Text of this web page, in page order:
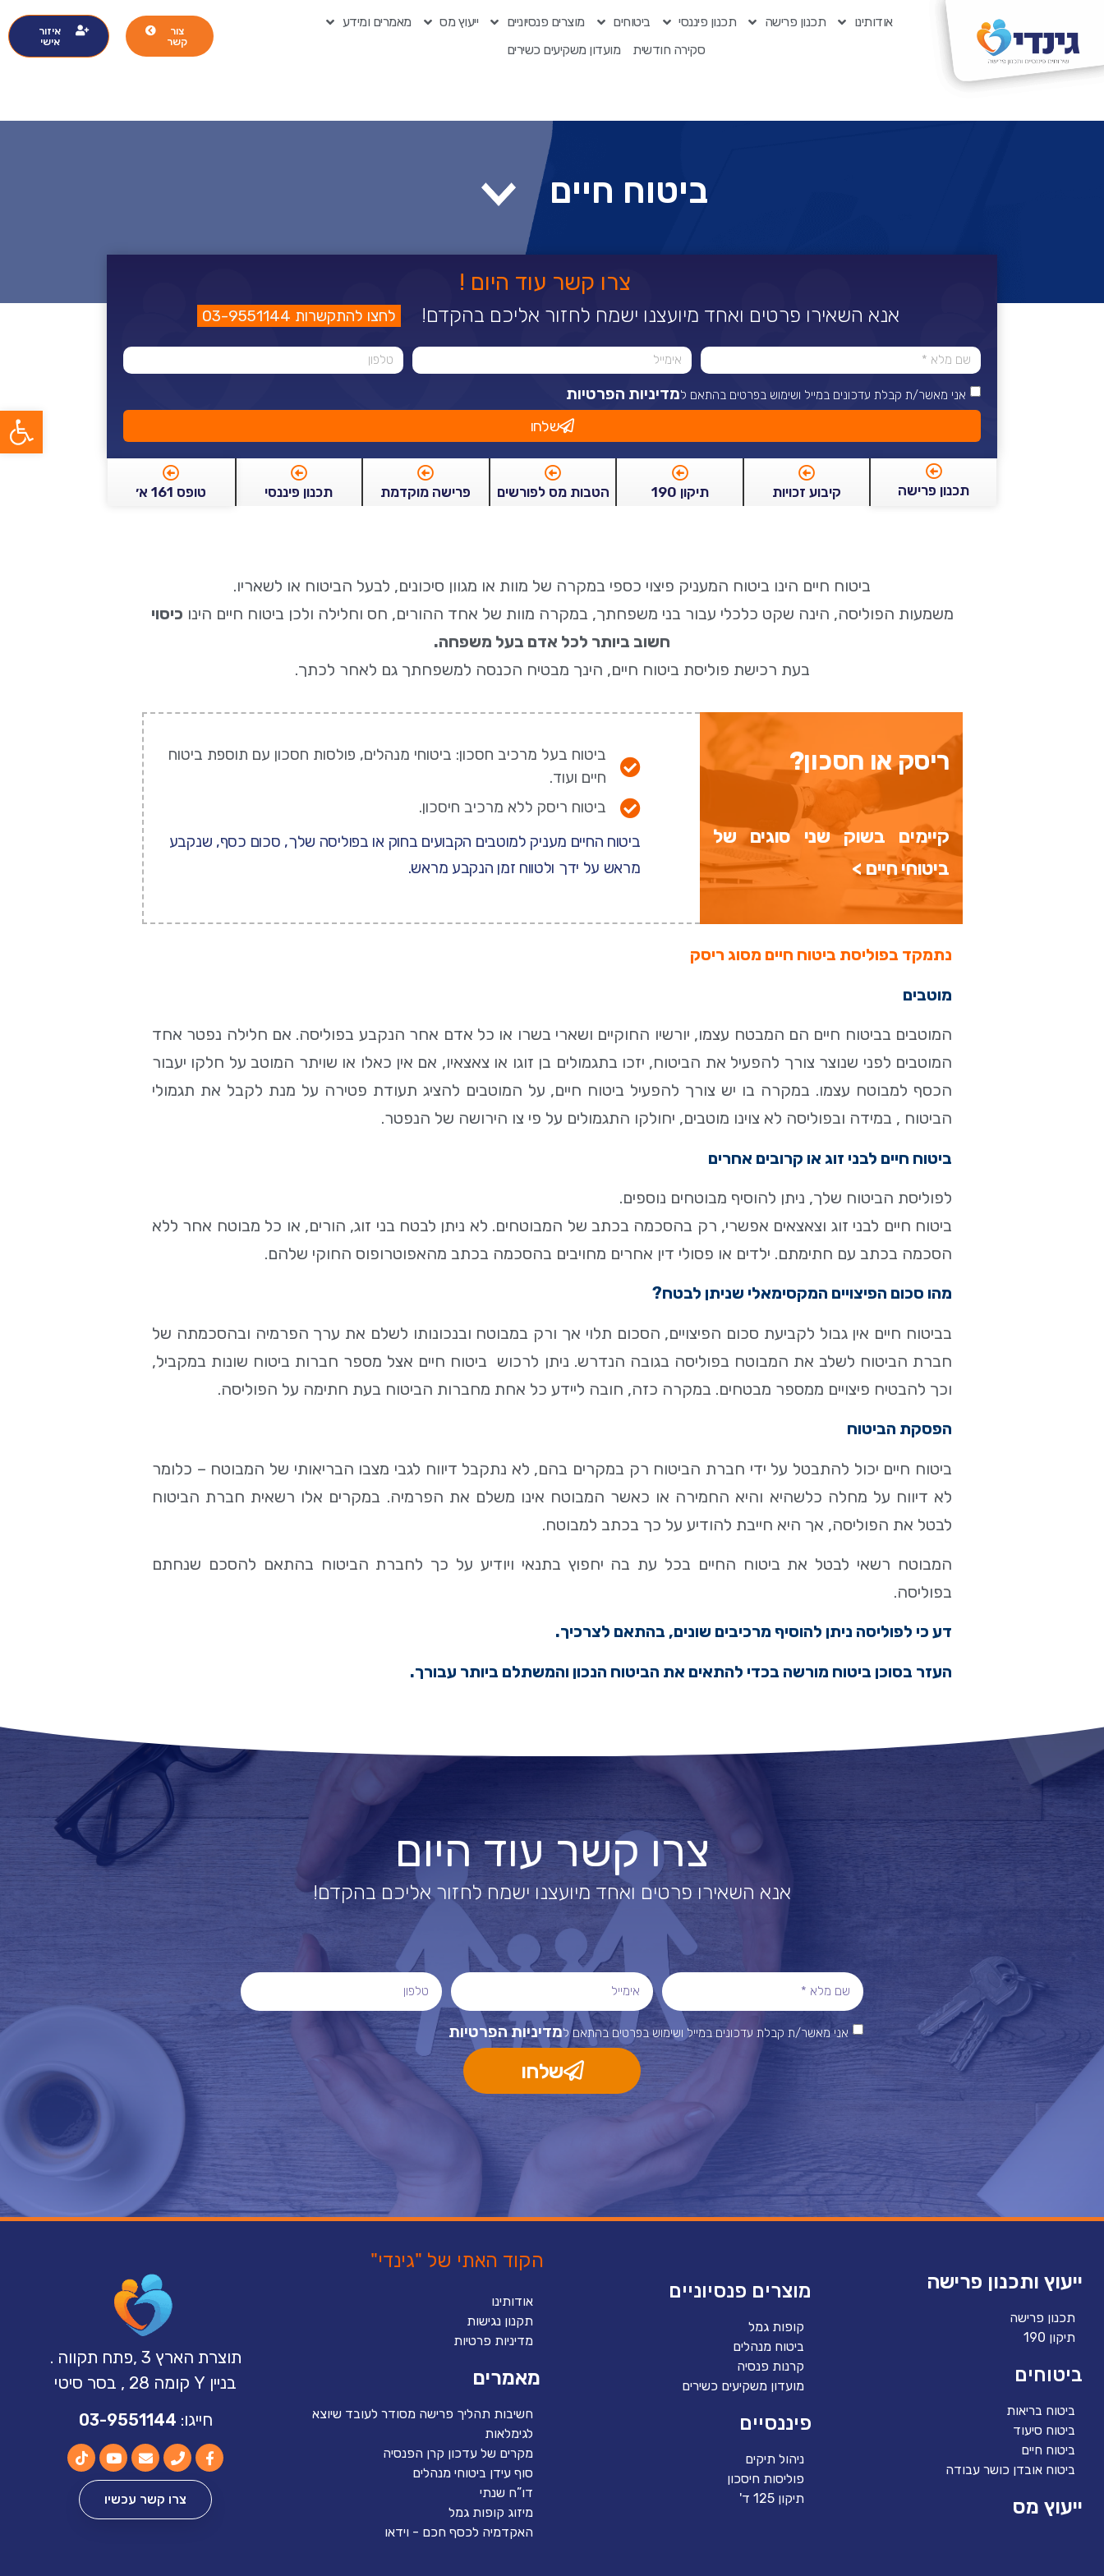
פתח
אודותינו תכנון פרישה תכנון פיננסי ביטוחים מוצרים פנסיוניים ייעוץ מס
מאמרים ומידע
סקירה חודשית
מועדון משקיעים כשירים
צור
קשר
איזור
אישי
ביטוח חיים
צרו קשר עוד היום !
אנא השאירו פרטים ואחד מיועצנו ישמח לחזור אליכם בהקדם! לחצו להתקשרות 03-9551144
אני מאשר/ת קבלת עדכונים במייל ושימוש בפרטים בהתאם למדיניות הפרטיות
שלחו
תכנון פרישה קיבוע זכויות תיקון 190 הטבות מס לפורשים פרישה מוקדמת תכנון פיננסי טופס 161 א׳
ביטוח חיים הינו ביטוח המעניק פיצוי כספי במקרה של מוות או מגוון סיכונים, לבעל הביטוח או לשאריו.
משמעות הפוליסה, הינה שקט כלכלי עבור בני משפחתך, במקרה מוות של אחד ההורים, חס וחלילה ולכן ביטוח חיים הינו כיסוי
חשוב ביותר לכל אדם בעל משפחה.
בעת רכישת פוליסת ביטוח חיים, הינך מבטיח הכנסה למשפחתך גם לאחר לכתך.
ריסק או חסכון?
קיימים בשוק שני סוגים של
ביטוחי חיים >
ביטוח בעל מרכיב חסכון: ביטוחי מנהלים, פולסות חסכון עם תוספת ביטוח
חיים ועוד.
ביטוח ריסק ללא מרכיב חיסכון.
ביטוח החיים מעניק למוטבים הקבועים בחוק או בפוליסה שלך, סכום כסף, שנקבע
מראש על ידך ולטווח זמן הנקבע מראש.
נתמקד בפוליסת ביטוח חיים מסוג ריסק
מוטבים
המוטבים בביטוח חיים הם המבטח עצמו, יורשיו החוקיים ושארי בשרו או כל אדם אחר הנקבע בפוליסה. אם חלילה נפטר אחד
המוטבים לפני שנוצר צורך להפעיל את הביטוח, יזכו בתגמולים בן זוגו או צאצאיו, אם אין כאלו או שויתר המוטב על חלקו יעבור
הכסף למבוטח עצמו. במקרה בו יש צורך להפעיל ביטוח חיים, על המוטבים להציג תעודת פטירה על מנת לקבל את תגמולי
הביטוח , במידה ובפוליסה לא צוינו מוטבים, יחולקו התגמולים על פי צו הירושה של הנפטר.
ביטוח חיים לבני זוג או קרובים אחרים
לפוליסת הביטוח שלך, ניתן להוסיף מבוטחים נוספים.
ביטוח חיים לבני זוג וצאצאים אפשרי, רק בהסכמה בכתב של המבוטחים. לא ניתן לבטח בני זוג, הורים, או כל מבוטח אחר ללא
הסכמה בכתב עם חתימתם. ילדים או פסולי דין אחרים מחויבים בהסכמה בכתב מהאפוטרופוס החוקי שלהם.
מהו סכום הפיצויים המקסימאלי שניתן לבטח?
בביטוח חיים אין גבול לקביעת סכום הפיצויים, הסכום תלוי אך ורק במבוטח ובנכונותו לשלם את ערך הפרמיה ובהסכמתה של
חברת הביטוח לשלב את המבוטח בפוליסה בגובה הנדרש. ניתן לרכוש ביטוח חיים אצל מספר חברות ביטוח שונות במקביל,
וכך להבטיח פיצויים ממספר מבטחים. במקרה כזה, חובה ליידע כל אחת מחברות הביטוח בעת חתימה על הפוליסה.
הפסקת הביטוח
ביטוח חיים יכול להתבטל על ידי חברת הביטוח רק במקרים בהם, לא נתקבל דיווח לגבי מצבו הבריאותי של המבוטח – כלומר
לא דיווח על מחלה כלשהיא והיא החמירה או כאשר המבוטח אינו משלם את הפרמיה. במקרים אלו רשאית חברת הביטוח
לבטל את הפוליסה, אך היא חייבת להודיע על כך בכתב למבוטח.
המבוטח רשאי לבטל את ביטוח החיים בכל עת בה יחפוץ בתנאי ויודיע על כך לחברת הביטוח בהתאם להסכם שנחתם
בפוליסה.
דע כי לפוליסה ניתן להוסיף מרכיבים שונים, בהתאם לצרכיך.
העזר בסוכן ביטוח מורשה בכדי להתאים את הביטוח הנכון והמשתלם ביותר עבורך.
צרו קשר עוד היום
אנא השאירו פרטים ואחד מיועצנו ישמח לחזור אליכם בהקדם!
אני מאשר/ת קבלת עדכונים במייל ושימוש בפרטים בהתאם למדיניות הפרטיות
שלחו
ייעוץ ותכנון פרישה
תכנון פרישה
תיקון 190
ביטוחים
ביטוח בריאות
ביטוח סיעוד
ביטוח חיים
ביטוח אובדן כושר עבודה
ייעוץ מס
מוצרים פנסיוניים
קופות גמל
ביטוח מנהלים
קרנות פנסיה
מועדון משקיעים כשירים
פיננסיים
ניהול תיקים
פוליסות חיסכון
תיקון 125 ד'
הקוד האתי של "גינדי"
אודותינו
תקנון נגישות
מדיניות פרטיות
מאמרים
חשיבות תהליך פרישה מסודר לעובד שיוצא
לגימלאות
מקרים של עדכון קרן הפנסיה
סוף עידן ביטוחי מנהלים
דו”ח שנתי
מיזוג קופות גמל
האקדמיה לכסף חכם - וידאו
תוצרת הארץ 3 ,פתח תקווה .
בניין Y קומה 28 , בסר סיטי
חייגו: 03-9551144
צרו קשר עכשיו